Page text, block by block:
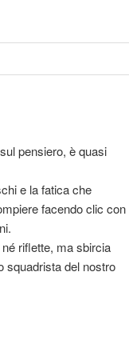
pensiero, è quasi
e la fatica che
facendo clic con
riflette, ma sbircia
squadrista del nostro